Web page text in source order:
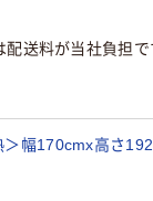
送料が当社負担で
幅170cmx高さ